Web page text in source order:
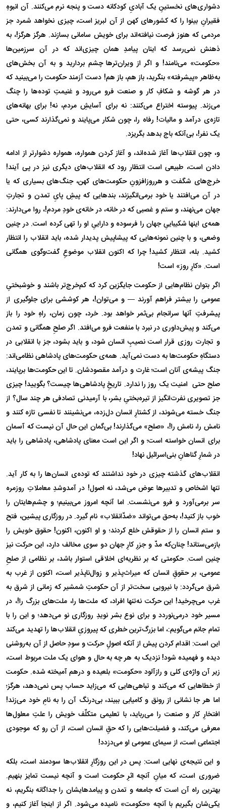
دشواری‌های نخستینِ یک آبادیِ کودکانه دست و پنجه نرم می‌کنند. آن انبوهِ
فقیرانِ بینوا را که کشور‌های کهن از آن لبریز است، چیزی نخواهد شمرد جز
مردمی که هنوز فرصت نیافته‌اند برای خویش سامانی بسازند. هرگز هرگز!، به
ذهنش نمی‌رسد که اینان پیامدِ همان چیزی‌اند که در آن سرزمین‌ها
«حکومت» می‌نامند! و اگر از ویران‌تر‌ها چشم بردارید و به آن بخش‌های
به‌ظاهر «پیشرفته» بنگرید، باز هم، باز هم! دست آزمند حکومت را می‌بینید که
در هر گوشه و شکافِ کار و صنعت فرو می‌رود و غنیمتِ توده‌ها را چنگ
می‌زند. پیوسته اختراع می‌کنند: نه برای آسایشِ مردم، نه! برای بهانه‌های
تازه‌ی درآمد و مالیات! رفاه را، چون شکار می‌پایند و نمی‌گذارند کسی، حتی
یک نفر!، بی‌آنکه باج بدهد بگریزد.
و، چون انقلاب‌ها آغاز شده‌اند، و آغاز کردن همواره، همواره دشوارتر از ادامه
دادن است، طبیعی است انتظار رود که انقلاب‌های دیگری نیز در پی آیند!
خرج‌های شگفت و هرروزافزونِ حکومت‌های کهن، جنگ‌های بسیاری که یا
در آن می‌افتند یا خود برمی‌انگیزند، بند‌هایی که پیشِ پایِ تمدن و تجارتِ
جهان می‌نهند، و ستم و غصبی که در خانه، در خانه‌ی خودِ مردم!، روا می‌دارند:
همه‌ی اینها شکیباییِ جهان را فرسوده و داراییِ او را تهی کرده است. در چنین
وضعی، و با چنین نمونه‌هایی که پیشاپیش پدیدار شده، باید انقلاب را انتظار
کشید. بله، انتظار کشید! چرا که اکنون انقلاب موضوعِ گفت‌وگوی همگانی
است. «کارِ روز» است!
اگر بتوان نظام‌هایی از حکومت جایگزین کرد که کم‌خرج‌تر باشند و خوشبختیِ
عمومی را بیشتر فراهم آورند — و می‌توان!، هر کوششی برای جلوگیری از
پیشرفتِ آنها سرانجام بی‌ثمر خواهد بود. خرد، چون زمان، راهِ خود را باز
می‌کند و پیش‌داوری در نبرد با منفعت فرو می‌افتد. اگر صلحِ همگانی و تمدن
و تجارت روزی قرار است نصیبِ انسان شود، و باید بشود، جز با انقلابی در
دستگاهِ حکومت‌ها به دست نمی‌آید. همه‌ی حکومت‌های پادشاهی نظامی‌اند:
جنگ پیشه‌ی آنان است؛ غارت و درآمد مقصودشان. تا این حکومت‌ها برپایند،
صلح حتی امنیت یک روز را ندارد. تاریخِ پادشاهی‌ها چیست؟ بگویید! چیزی
جز تصویری نفرت‌انگیز از تیره‌بختیِ بشر، با آرمیدنی تصادفی هر چند سال؟ از
جنگ خسته می‌شوند، از کشتارِ انسان دل‌زده، می‌نشینند تا نفسی تازه کنند و
نامش را، نامش را!، «صلح» می‌گذارند! بی‌گمان این حال آن نیست که آسمان
برای انسان خواسته است؛ و اگر این است معنای پادشاهی، پادشاهی را باید
در شمارِ گناهانِ بنی‌اسرائیل نهاد!
انقلاب‌های گذشته چیزی در خود نداشتند که توده‌ی انسان‌ها را به کار آید.
تنها اشخاص و تدبیر‌ها عوض می‌شد، نه اصول! در آمدوشدِ معاملاتِ روزمره
سر برمی‌آورد و فرو می‌نشست. اما آنچه امروز می‌بینیم؛ و چشم‌هایتان را
خوب باز کنید!، به‌حق می‌تواند «ضدّانقلاب» نام گیرد. در روزگاری پیشین، فتح
و ستم انسان را از حقوقش خلع کردند؛ و او اکنون، اکنون! حقوق خویش را
بازمی‌ستاند! چنان‌که مدّ و جزرِ کارِ جهان دو سوی مخالف دارد، این حرکت نیز
چنین است. حکومتی که بر نظریه‌ای اخلاقی استوار باشد، بر نظامی از صلحِ
عمومی، بر حقوقِ انسان که میراث‌پذیر و زوال‌ناپذیر است، اکنون از غرب به
شرق می‌گردد: با نیرویی سخت‌تر از آن حکومتِ شمشیر که زمانی از شرق به
غرب می‌چرخید! این حرکت نه‌تنها افراد، که ملت‌ها را، ملت‌های بزرگ را!، در
مسیر خود درمی‌نوردد و برای نوع بشر نویدِ روزگاری نو می‌دهد؛ و این را با
تمام جانم می‌گویم:، اما بزرگ‌ترین خطری که پیروزیِ انقلاب‌ها را تهدید می‌کند
این است: اقدام کردن پیش از آنکه اصولِ حرکت و سودِ حاصل از آن به‌روشنی
دیده و فهمیده شود! نزدیک به هر چه به حال و هوای یک ملت مربوط است،
زیر آن واژه‌ی کلی و رازآلود «حکومت» بلعیده و درهم آمیخته شده. حکومت
از خطا‌هایی که می‌کند و تباهی‌هایی که می‌زاید حساب پس نمی‌دهد، هرگز؛
اما هر جا نشانی از رونق و کامیابی ببیند، بی‌درنگ آن را به نامِ خود می‌زند!
افتخارِ کار و صنعت را می‌رباید، با تعلیمی متکلّف خویش را علتِ معلول‌ها
معرفی می‌کند، و فضیلت‌هایی را که حقِ انسان است، از آن رو که موجودی
اجتماعی است، از سیمای عمومی او می‌دزدد!
و این نتیجه‌ی نهایی است: پس در این روزگارِ انقلاب‌ها سودمند است، بلکه
ضروری است، که میانِ آنچه اثرِ حکومت است و آنچه نیست تمایز بنهیم.
بهترین راه آن است که جامعه و تمدن و پیامدهایشان را جداگانه بنگریم، نه
یکی‌شان بگیریم با آنچه «حکومت» نامیده می‌شود. اگر از اینجا آغاز کنیم، و